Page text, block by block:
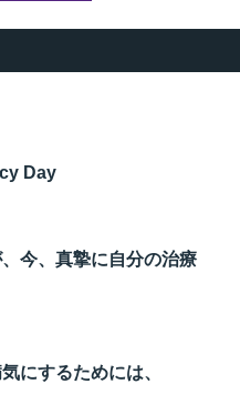
Day
今、真摯に自分の治療
にするためには、